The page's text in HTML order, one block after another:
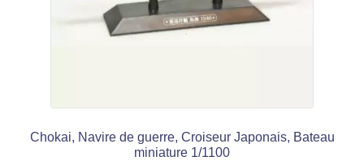
Chokai, Navire de guerre, Croiseur Japonais, Bateau
miniature 1/1100